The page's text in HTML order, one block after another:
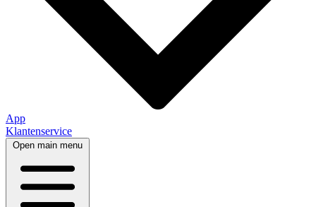
App
Klantenservice
Open main menu